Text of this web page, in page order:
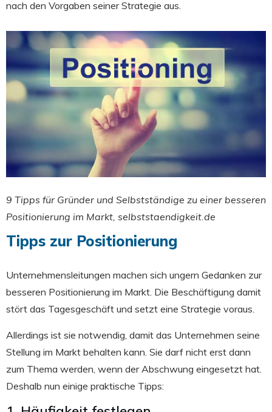
nach den Vorgaben seiner Strategie aus.
9 Tipps für Gründer und Selbstständige zu einer besseren
Positionierung im Markt, selbststaendigkeit.de
Tipps zur Positionierung
Unternehmensleitungen machen sich ungern Gedanken zur
besseren Positionierung im Markt. Die Beschäftigung damit
stört das Tagesgeschäft und setzt eine Strategie voraus.
Allerdings ist sie notwendig, damit das Unternehmen seine
Stellung im Markt behalten kann. Sie darf nicht erst dann
zum Thema werden, wenn der Abschwung eingesetzt hat.
Deshalb nun einige praktische Tipps: